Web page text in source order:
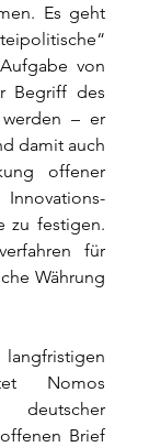
Es geht
von
Begriff des
werden – er
damit auch
offener
zu festigen.
für
Währung
Nomos
Brief